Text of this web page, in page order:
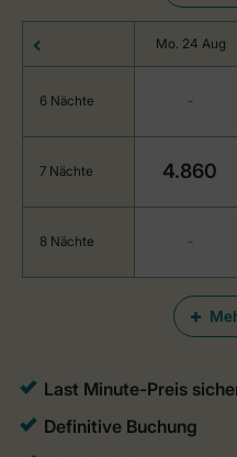
Mo. 24 Aug
6 Nächte -
7 Nächte 4.860
8 Nächte -